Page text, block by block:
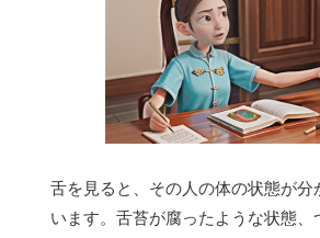
舌を見ると、その人の体の状態が分
います。舌苔が腐ったような状態、